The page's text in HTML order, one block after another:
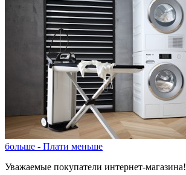
больше - Плати меньше
Уважаемые покупатели интернет-магазина!